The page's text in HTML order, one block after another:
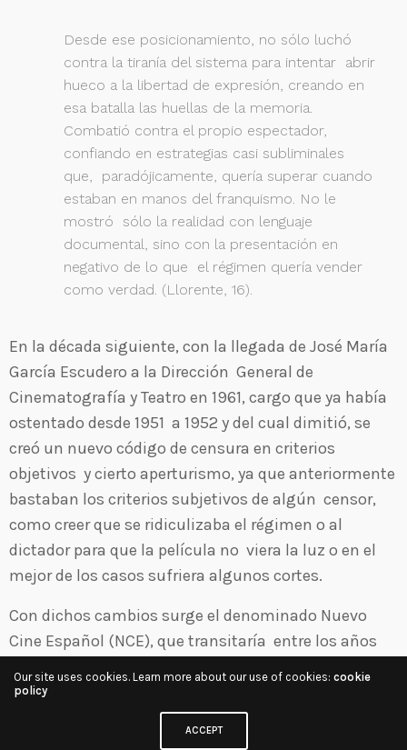
Desde ese posicionamiento, no sólo luchó
contra la tiranía del sistema para intentar abrir
hueco a la libertad de expresión, creando en
esa batalla las huellas de la memoria.
Combatió contra el propio espectador,
confiando en estrategias casi subliminales
que, paradójicamente, quería superar cuando
estaban en manos del franquismo. No le
mostró sólo la realidad con lenguaje
documental, sino con la presentación en
negativo de lo que el régimen quería vender
como verdad. (Llorente, 16).
En la década siguiente, con la llegada de José María
García Escudero a la Dirección General de
Cinematografía y Teatro en 1961, cargo que ya había
ostentado desde 1951 a 1952 y del cual dimitió, se
creó un nuevo código de censura en criterios
objetivos y cierto aperturismo, ya que anteriormente
bastaban los criterios subjetivos de algún censor,
como creer que se ridiculizaba el régimen o al
dictador para que la película no viera la luz o en el
mejor de los casos sufriera algunos cortes.
Con dichos cambios surge el denominado Nuevo
Cine Español (NCE), que transitaría entre los años
golfos
movimiento, ya que se dan cita todos los grandes
nombres del movimiento: Carlos Saura como
Our site uses cookies. Learn more about our use of cookies: cookie
policy
ACCEPT